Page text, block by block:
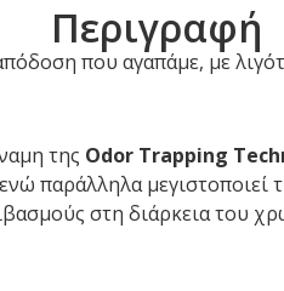
Περιγραφή
που αγαπάμε, με
της Odor Trapping
παράλληλα
στη διάρκεια του